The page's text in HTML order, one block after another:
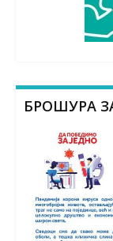
БРОШУРА